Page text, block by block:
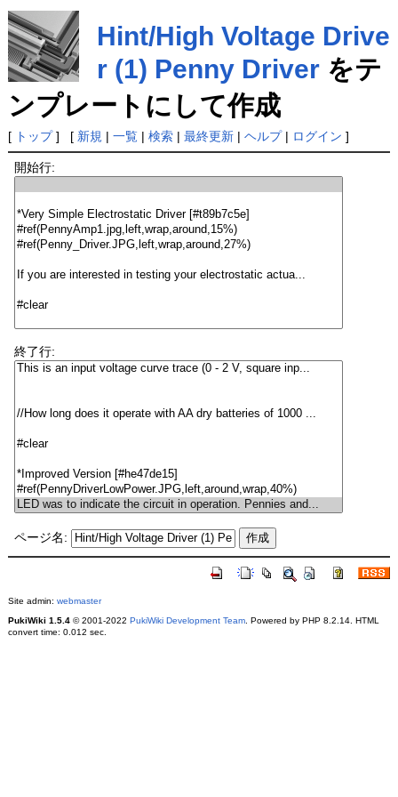
Hint/High Voltage Drive
r (1) Penny Driverをテ
ンプレートにして作成
[ トップ] [ 新規 | 一覧| 検索| 最終更新| ヘルプ| ログイン ]
開始行:
終了行:
ページ名:
Site admin: webmaster
PukiWiki 1.5.4© 2001-2022 PukiWiki Development Team. Powered by PHP 8.2.14. HTML
convert time: 0.012 sec.